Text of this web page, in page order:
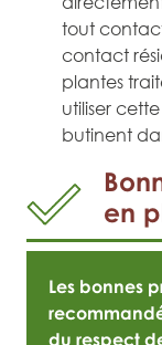
tout
contact
plantes
utiliser
butinent
en
Les bonnes
du respect